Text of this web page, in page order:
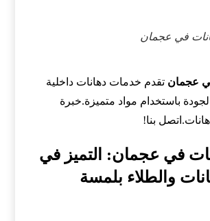
في عجمان
عجمانتقدم خدمات دهانات داخلية
باستخدام مواد متميزة.خبرة
بنا!
في عجمان: التميز في
والطلاء بلمسة